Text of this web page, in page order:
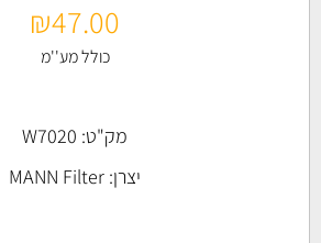
₪47.00
כולל מע''מ
מק"ט: W7020
יצרן: MANN Filter